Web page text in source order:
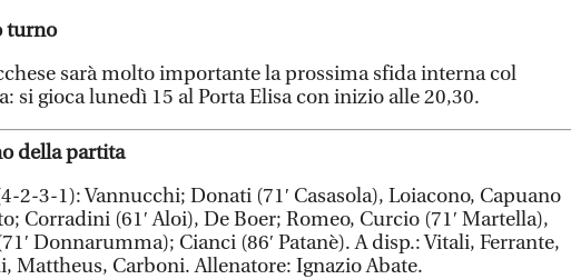
turno
sarà molto importante la prossima sfida interna col
si gioca lunedì 15 al Porta Elisa con inizio alle 20,30.
della partita
2-3-1): Vannucchi; Donati (71′ Casasola), Loiacono, Capuano
Corradini (61′ Aloi), De Boer; Romeo, Curcio (71′ Martella),
Donnarumma); Cianci (86′ Patanè). A disp.: Vitali, Ferrante,
Mattheus, Carboni. Allenatore: Ignazio Abate.